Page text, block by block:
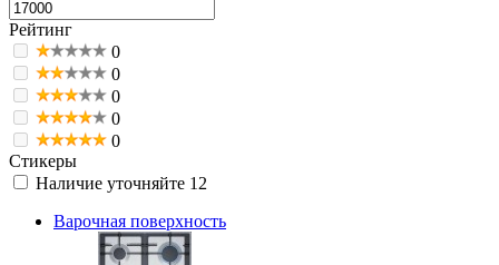
Рейтинг
0
0
0
0
0
Стикеры
Наличие уточняйте 12
Варочная поверхность